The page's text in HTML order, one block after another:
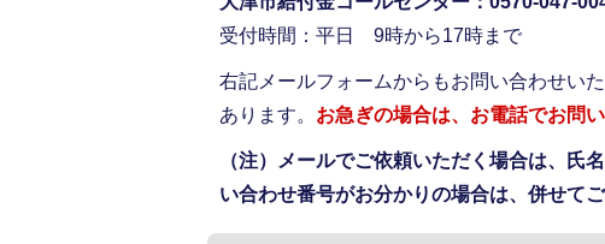
受付時間：平日 9時から17時まで
右記メールフォームからもお問い合わせい
あります。 お急ぎの場合は、お電話でお問
（注）メールでご依頼いただく場合は、氏
い合わせ番号がお分かりの場合は、併せてご